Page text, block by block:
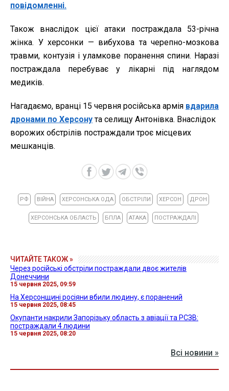
повідомленні.
Також внаслідок цієї атаки постраждала 53-річна
жінка. У херсонки — вибухова та черепно-мозкова
травми, контузія і уламкове поранення спини. Наразі
постраждала перебуває у лікарні під наглядом
медиків.
Нагадаємо, вранці 15 червня російська армія вдарила
дронами по Херсонута селищу Антонівка. Внаслідок
ворожих обстрілів постраждали троє місцевих
мешканців.
РФ ВІЙНА ХЕРСОНСЬКА ОДА ОБСТРІЛИ ХЕРСОН ДРОН
ХЕРСОНСЬКА ОБЛАСТЬ БПЛА АТАКА ПОСТРАЖДАЛІ
ЧИТАЙТЕ ТАКОЖ »
Через російські обстріли постраждали двоє жителів
Донеччини
15 червня 2025, 09:59
На Херсонщині росіяни вбили людину, є поранений
15 червня 2025, 08:45
Окупанти накрили Запорізьку область з авіації та РСЗВ:
постраждали 4 людини
15 червня 2025, 08:20
Всі новини »